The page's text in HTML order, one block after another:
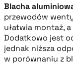
Blacha
przewodów
ułatwia montaż,
Dodatkowo jest
jednak niższa
w porównaniu z